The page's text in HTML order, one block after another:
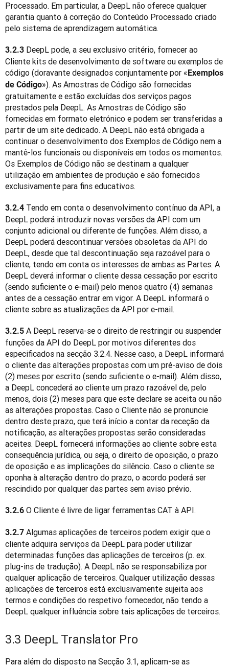
Processado. Em particular, a DeepL não oferece qualquer
garantia quanto à correção do Conteúdo Processado criado
pelo sistema de aprendizagem automática.
3.2.3 DeepL pode, a seu exclusivo critério, fornecer ao
Cliente kits de desenvolvimento de software ou exemplos de
código (doravante designados conjuntamente por «Exemplos
de Código»). As Amostras de Código são fornecidas
gratuitamente e estão excluídas dos serviços pagos
prestados pela DeepL. As Amostras de Código são
fornecidas em formato eletrónico e podem ser transferidas a
partir de um site dedicado. A DeepL não está obrigada a
continuar o desenvolvimento dos Exemplos de Código nem a
mantê-los funcionais ou disponíveis em todos os momentos.
Os Exemplos de Código não se destinam a qualquer
utilização em ambientes de produção e são fornecidos
exclusivamente para fins educativos.
3.2.4 Tendo em conta o desenvolvimento contínuo da API, a
DeepL poderá introduzir novas versões da API com um
conjunto adicional ou diferente de funções. Além disso, a
DeepL poderá descontinuar versões obsoletas da API do
DeepL, desde que tal descontinuação seja razoável para o
cliente, tendo em conta os interesses de ambas as Partes. A
DeepL deverá informar o cliente dessa cessação por escrito
(sendo suficiente o e-mail) pelo menos quatro (4) semanas
antes de a cessação entrar em vigor. A DeepL informará o
cliente sobre as atualizações da API por e-mail.
3.2.5 A DeepL reserva-se o direito de restringir ou suspender
funções da API do DeepL por motivos diferentes dos
especificados na secção 3.2.4. Nesse caso, a DeepL informará
o cliente das alterações propostas com um pré-aviso de dois
(2) meses por escrito (sendo suficiente o e-mail). Além disso,
a DeepL concederá ao cliente um prazo razoável de, pelo
menos, dois (2) meses para que este declare se aceita ou não
as alterações propostas. Caso o Cliente não se pronuncie
dentro deste prazo, que terá início a contar da receção da
notificação, as alterações propostas serão consideradas
aceites. DeepL fornecerá informações ao cliente sobre esta
consequência jurídica, ou seja, o direito de oposição, o prazo
de oposição e as implicações do silêncio. Caso o cliente se
oponha à alteração dentro do prazo, o acordo poderá ser
rescindido por qualquer das partes sem aviso prévio.
3.2.6 O Cliente é livre de ligar ferramentas CAT à API.
3.2.7 Algumas aplicações de terceiros podem exigir que o
cliente adquira serviços da DeepL para poder utilizar
determinadas funções das aplicações de terceiros (p. ex.
plug-ins de tradução). A DeepL não se responsabiliza por
qualquer aplicação de terceiros. Qualquer utilização dessas
aplicações de terceiros está exclusivamente sujeita aos
termos e condições do respetivo fornecedor, não tendo a
DeepL qualquer influência sobre tais aplicações de terceiros.
3.3 DeepL Translator Pro
Para além do disposto na Secção 3.1, aplicam-se as